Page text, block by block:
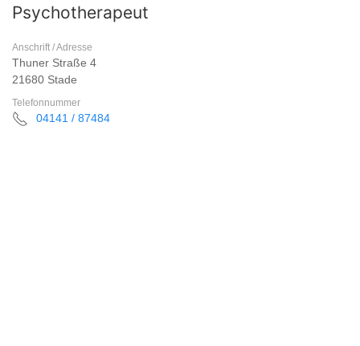
Psychotherapeut
Anschrift / Adresse
Thuner Straße 4
21680 Stade
Telefonnummer
04141 / 87484